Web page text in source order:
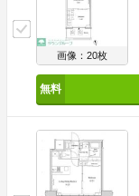
画像：20枚